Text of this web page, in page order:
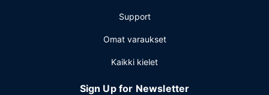
Support
Omat varaukset
Kaikki kielet
Sign Up for Newsletter